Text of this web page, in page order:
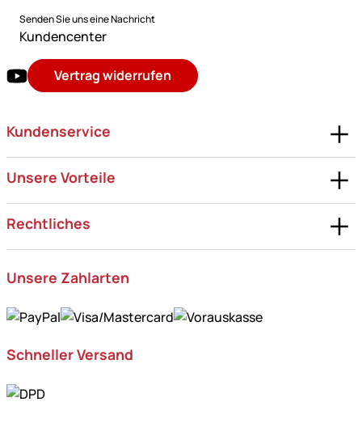
Senden Sie uns eine Nachricht
Kundencenter
Vertrag widerrufen
Kundenservice
Unsere Vorteile
Rechtliches
Unsere Zahlarten
Schneller Versand